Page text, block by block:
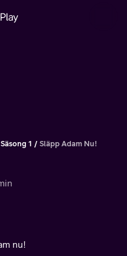
Säsong 1 Släpp Adam Nu!
nu!